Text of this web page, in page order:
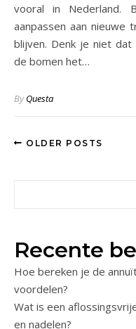
vooral in Nederland.
aanpassen aan nieuwe
blijven. Denk je niet
de bomen het…
ByQuesta
OLDER POSTS
Recente
Hoe bereken je de
voordelen?
Wat is een
en nadelen?